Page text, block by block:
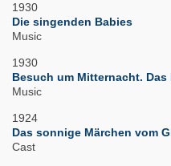
1930
Die singenden Babies
Music
1930
Besuch um Mitternacht.
Music
1924
Das sonnige Märchen vom
Cast